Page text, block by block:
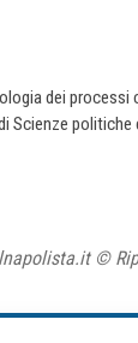
dei processi
Scienze politiche
©